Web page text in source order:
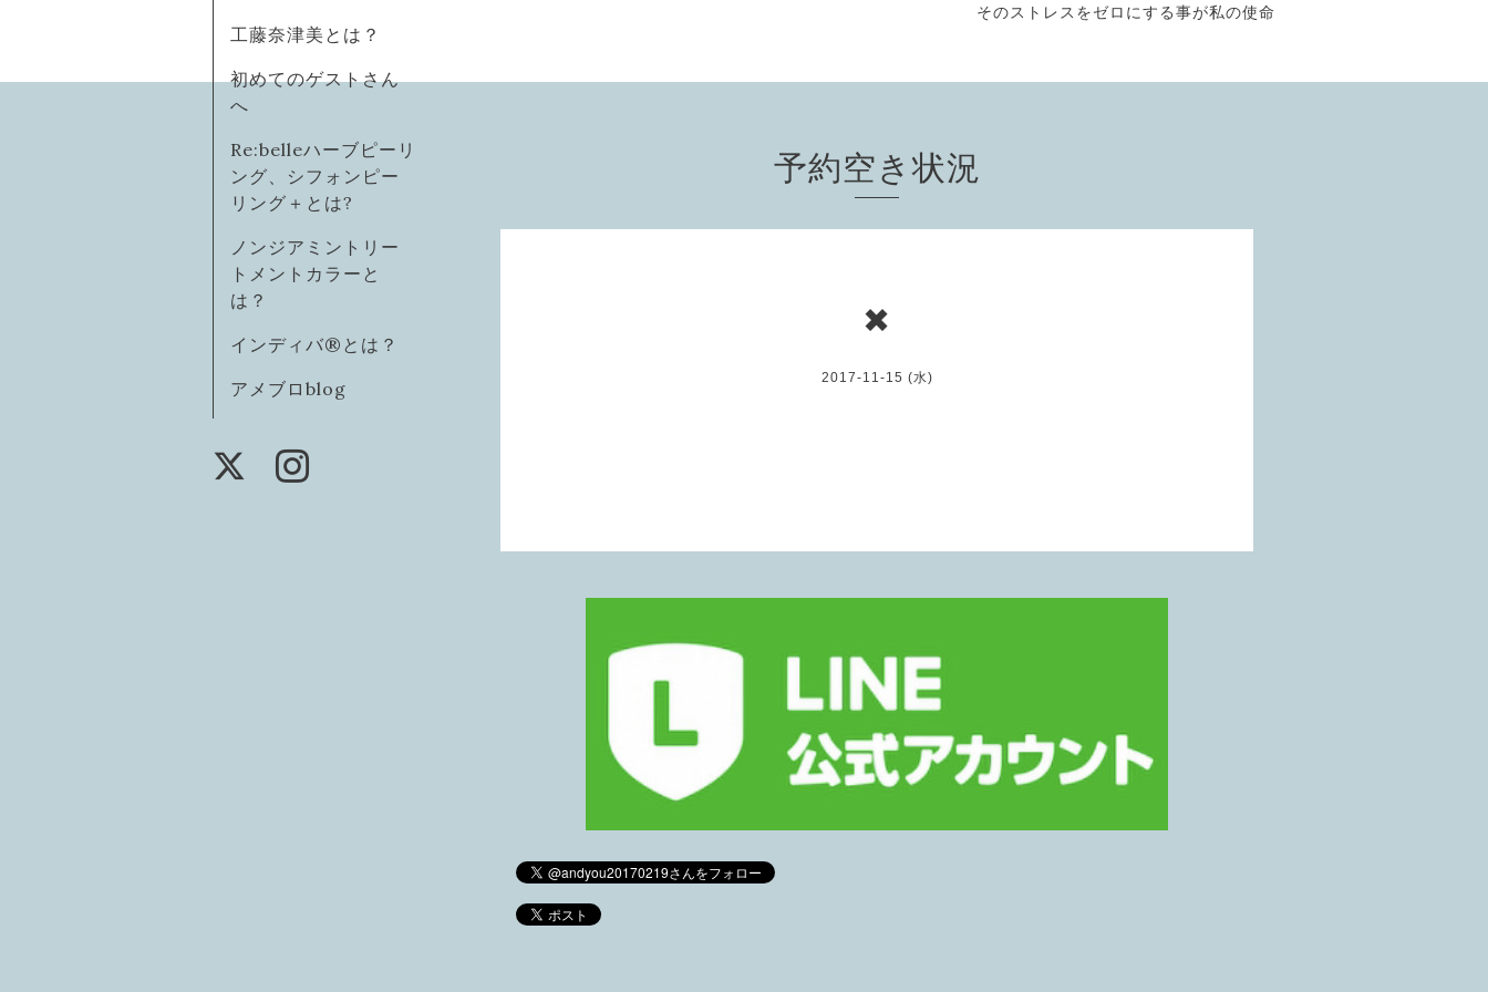
そのストレスをゼロにする事が私の使命
工藤奈津美とは？
初めてのゲストさん
へ
Re:belleハーブピーリ
ング、シフォンピー
リング＋とは?
ノンジアミントリー
トメントカラーと
は？
インディバ®️とは？
アメブロblog
予約空き状況
✖
2017-11-15 (水)